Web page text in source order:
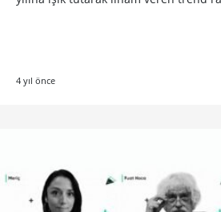
4 yıl önce